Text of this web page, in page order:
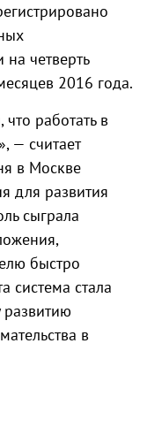
четверть
2016 года.
работать в
— считает
в Москве
для развития
сыграла
быстро
система стала
в